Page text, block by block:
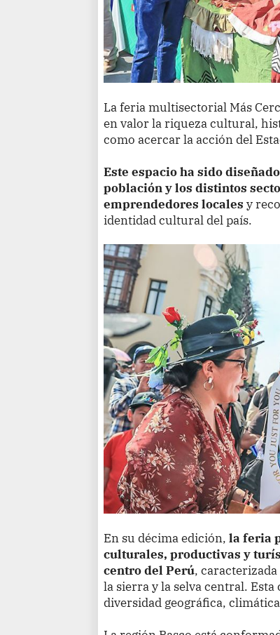
La feria multisectorial Más
en valor la riqueza cultural,
como acercar la acción del
Este espacio ha sido
población y los distintos
emprendedores locales y
identidad cultural del país.
En su décima edición,la feria
culturales, productivas y
centro del Perú,
la sierra y la selva central.
diversidad geográfica,